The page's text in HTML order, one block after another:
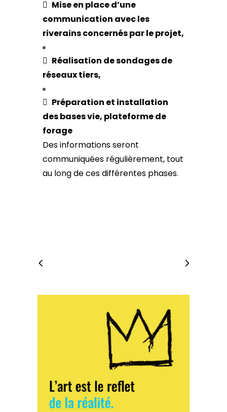
 Mise en place d’une
communication avec les
riverains concernés par le projet,
 Réalisation de sondages de
réseaux tiers,
 Préparation et installation
des bases vie, plateforme de
forage
Des informations seront
communiquées régulièrement, tout
au long de ces différentes phases.